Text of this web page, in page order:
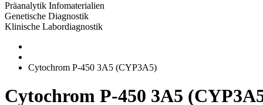
Präanalytik Infomaterialien
Genetische Diagnostik
Klinische Labordiagnostik
Cytochrom P-450 3A5 (CYP3A5)
Cytochrom P-450 3A5